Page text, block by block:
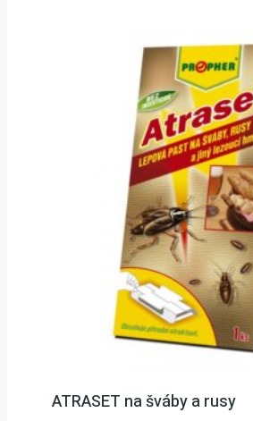
ATRASET na šváby a rusy